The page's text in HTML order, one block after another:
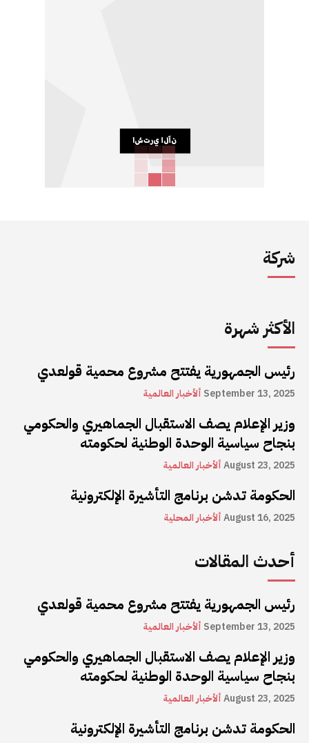
شركة
الأكثر شهرة
رئيس الجمهورية يفتتح مشروع محمية قولعدي
ألأخبار العالمية September 13, 2025
وزير الإعلام يصف الاستقبال الجماهيري والحكومي
بنجاح سياسية الوحدة الوطنية لحكومته
ألأخبار العالميةAugust 23, 2025
الحكومة تدشن برنامج التأشيرة الإلكترونية
ألأخبار المحليةAugust 16, 2025
أحدث المقالات
رئيس الجمهورية يفتتح مشروع محمية قولعدي
ألأخبار العالمية September 13, 2025
وزير الإعلام يصف الاستقبال الجماهيري والحكومي
بنجاح سياسية الوحدة الوطنية لحكومته
ألأخبار العالميةAugust 23, 2025
الحكومة تدشن برنامج التأشيرة الإلكترونية